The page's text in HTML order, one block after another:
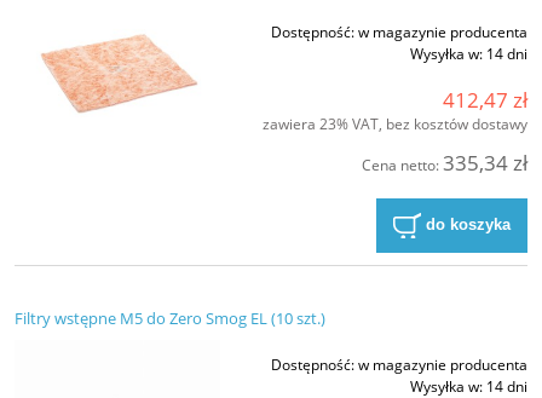
Dostępność:w magazynie producenta
Wysyłka w: 14 dni
412,47 zł
zawiera 23% VAT, bez kosztów dostawy
Cena netto:335,34 zł
do koszyka
Filtry wstępne M5 do Zero Smog EL (10 szt.)
Dostępność:w magazynie producenta
Wysyłka w: 14 dni